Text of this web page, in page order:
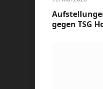
gegen TSG